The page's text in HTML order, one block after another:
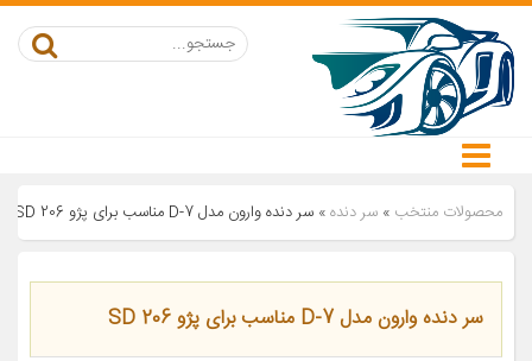
محصولات منتخب » سر دنده» سر دنده وارون مدل D-7 مناسب برای پژو 206 SD
سر دنده وارون مدل D-7 مناسب برای پژو 206 SD